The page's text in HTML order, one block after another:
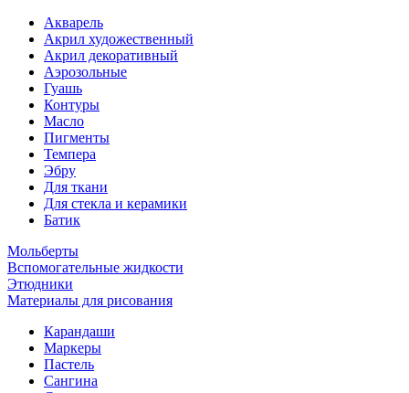
Акварель
Акрил художественный
Акрил декоративный
Аэрозольные
Гуашь
Контуры
Масло
Пигменты
Темпера
Эбру
Для ткани
Для стекла и керамики
Батик
Мольберты
Вспомогательные жидкости
Этюдники
Материалы для рисования
Карандаши
Маркеры
Пастель
Сангина